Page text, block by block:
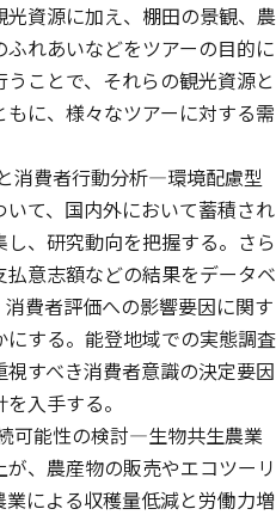
資源に加え、棚田の景観、農
れあいなどをツアーの目的に
ことで、それらの観光資源と
に、様々なツアーに対する需
消費者行動分析—環境配慮型
て、国内外において蓄積され
、研究動向を把握する。さら
意志額などの結果をデータベ
費者評価への影響要因に関す
する。能登地域での実態調査
すべき消費者意識の決定要因
入手する。
可能性の検討—生物共生農業
、農産物の販売やエコツーリ
による収穫量低減と労働力増